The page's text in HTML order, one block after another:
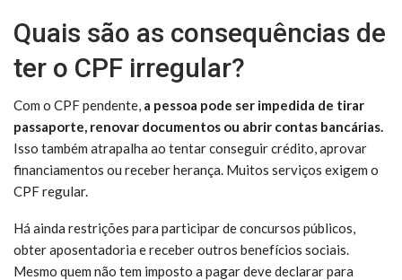
Quais são as consequências de
ter o CPF irregular?
Com o CPF pendente, a pessoa pode ser impedida de tirar
passaporte, renovar documentos ou abrir contas bancárias.
Isso também atrapalha ao tentar conseguir crédito, aprovar
financiamentos ou receber herança. Muitos serviços exigem o
CPF regular.
Há ainda restrições para participar de concursos públicos,
obter aposentadoria e receber outros benefícios sociais.
Mesmo quem não tem imposto a pagar deve declarar para